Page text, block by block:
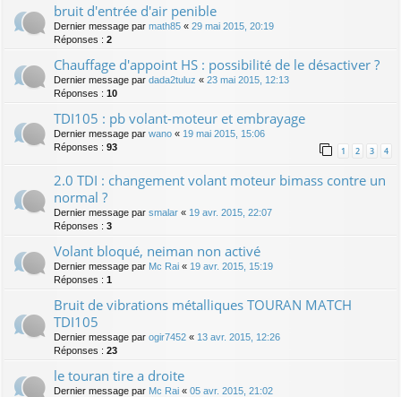
bruit d'entrée d'air penible
Dernier message par math85 « 29 mai 2015, 20:19
Réponses : 2
Chauffage d'appoint HS : possibilité de le désactiver ?
Dernier message par dada2tuluz « 23 mai 2015, 12:13
Réponses : 10
TDI105 : pb volant-moteur et embrayage
Dernier message par wano « 19 mai 2015, 15:06
Réponses : 93 1 2 3 4
2.0 TDI : changement volant moteur bimass contre un
normal ?
Dernier message par smalar « 19 avr. 2015, 22:07
Réponses : 3
Volant bloqué, neiman non activé
Dernier message par Mc Rai « 19 avr. 2015, 15:19
Réponses : 1
Bruit de vibrations métalliques TOURAN MATCH
TDI105
Dernier message par ogir7452 « 13 avr. 2015, 12:26
Réponses : 23
le touran tire a droite
Dernier message par Mc Rai « 05 avr. 2015, 21:02